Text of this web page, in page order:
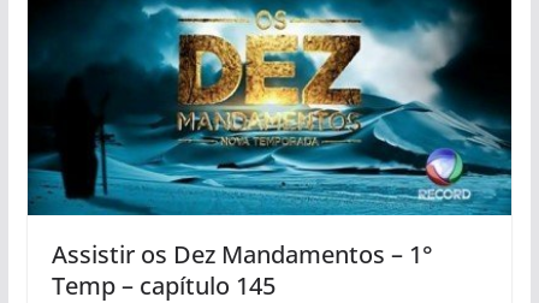
Assistir os Dez Mandamentos – 1°
Temp – capítulo 145